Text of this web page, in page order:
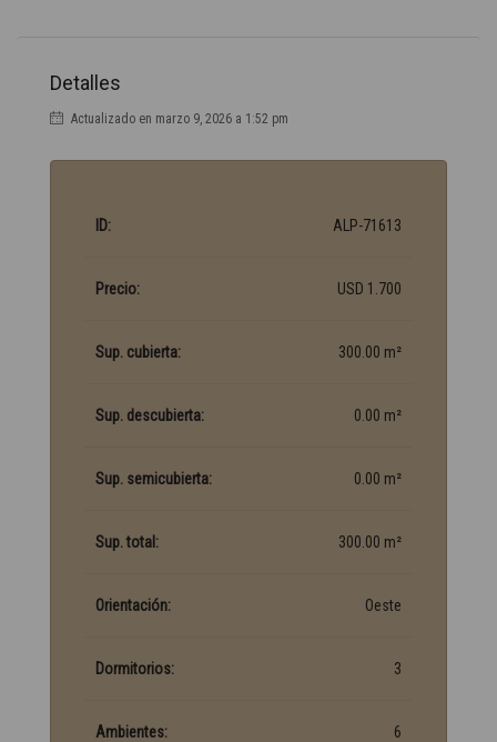
Detalles
Actualizado en marzo 9, 2026 a 1:52 pm
ID: ALP-71613
Precio: USD 1.700
Sup. cubierta: 300.00 m²
Sup. descubierta: 0.00 m²
Sup. semicubierta: 0.00 m²
Sup. total: 300.00 m²
Orientación: Oeste
Dormitorios: 3
Ambientes: 6